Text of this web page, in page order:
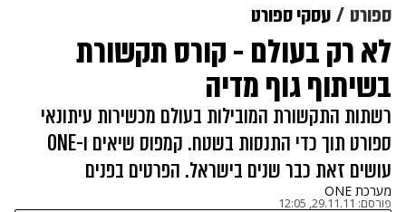
ספורט עסקי ספורט
לא רק בעולם - קורס תקשורת
בשיתוף גוף מדיה
רשתות התקשורת המובילות בעולם מכשירות עיתונאי
ספורט תוך כדי התנסות בשטח. קמפוס שיאים ו-ONE
עושים זאת כבר שנים בישראל. הפרטים בפנים
מערכת ONE
פורסם: 29.11.11, 12:05